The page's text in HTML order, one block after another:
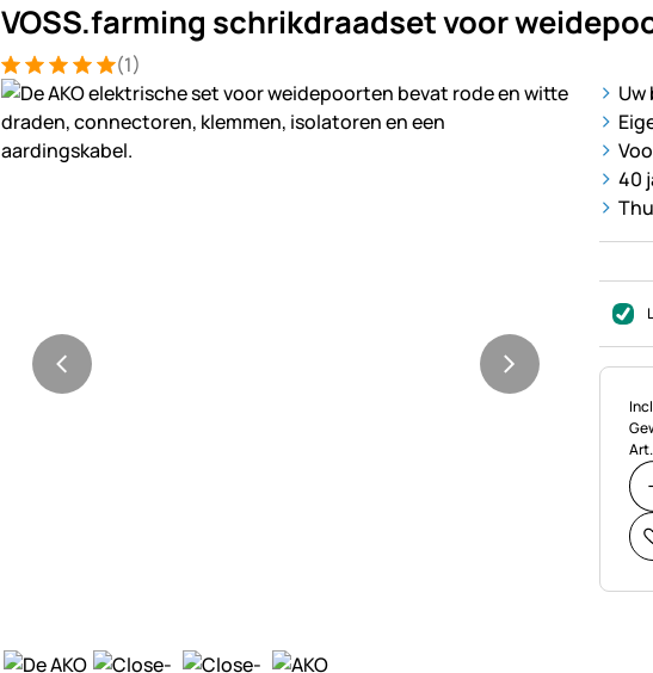
VOSS.farming schrikdraadset voor
Beoordeling: 5 van 5 (1 beoordelingen)
1 Bewertung (1)
Productgalerij
40